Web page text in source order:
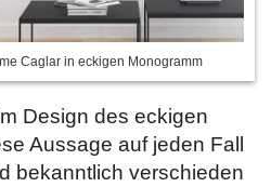
Caglar in eckigen Monogramm
Design des eckigen
Aussage auf jeden Fall
bekanntlich verschieden